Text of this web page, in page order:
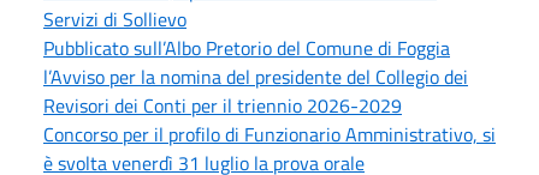
Servizi di Sollievo
Pubblicato sull’Albo Pretorio del Comune di Foggia
l’Avviso per la nomina del presidente del Collegio dei
Revisori dei Conti per il triennio 2026-2029
Concorso per il profilo di Funzionario Amministrativo, si
è svolta venerdì 31 luglio la prova orale